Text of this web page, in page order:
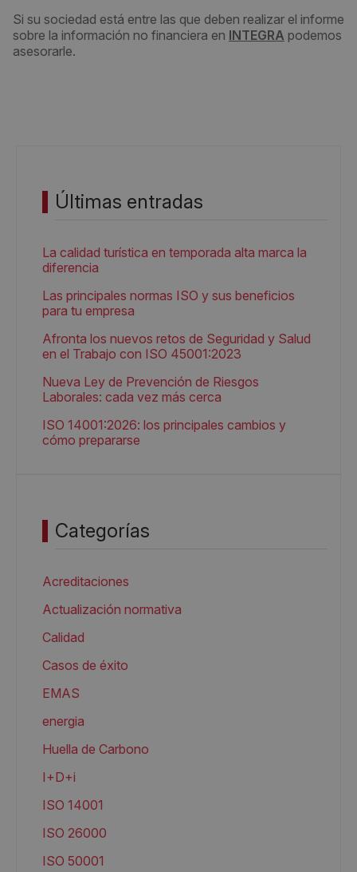
Si su sociedad está entre las que deben realizar el informe
sobre la información no financiera en INTEGRA podemos
asesorarle.
Últimas entradas
La calidad turística en temporada alta marca la
diferencia
Las principales normas ISO y sus beneficios
para tu empresa
Afronta los nuevos retos de Seguridad y Salud
en el Trabajo con ISO 45001:2023
Nueva Ley de Prevención de Riesgos
Laborales: cada vez más cerca
ISO 14001:2026: los principales cambios y
cómo prepararse
Categorías
Acreditaciones
Actualización normativa
Calidad
Casos de éxito
EMAS
energia
Huella de Carbono
I+D+i
ISO 14001
ISO 26000
ISO 50001